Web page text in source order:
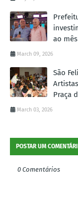
ao
March 09, 2026
São
Praça
March 03, 2026
POSTAR UM
0 Comentários